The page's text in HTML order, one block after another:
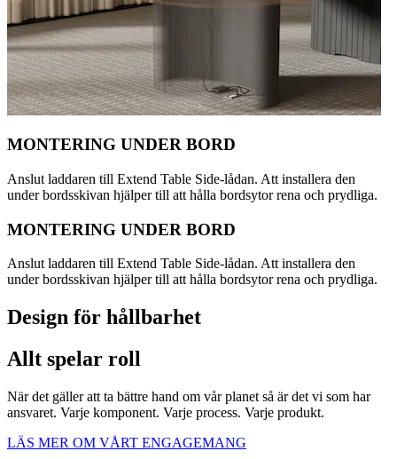
MONTERING UNDER BORD
Anslut laddaren till Extend Table Side-lådan. Att installera den
under bordsskivan hjälper till att hålla bordsytor rena och prydliga.
MONTERING UNDER BORD
Anslut laddaren till Extend Table Side-lådan. Att installera den
under bordsskivan hjälper till att hålla bordsytor rena och prydliga.
Design för hållbarhet
Allt spelar roll
När det gäller att ta bättre hand om vår planet så är det vi som har
ansvaret. Varje komponent. Varje process. Varje produkt.
LÄS MER OM VÅRT ENGAGEMANG